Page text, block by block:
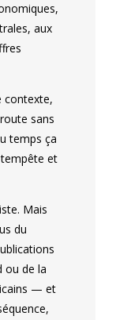
aux
contexte,
sans
temps ça
et
Mais
du
ou de la
— et